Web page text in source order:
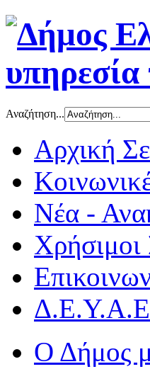
Αναζήτηση...
Αρχική
Νέα -
Χρήσιμοι
Ο Δήμος